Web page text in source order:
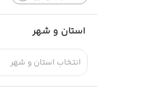
استان و شهر
انتخاب استان و شهر